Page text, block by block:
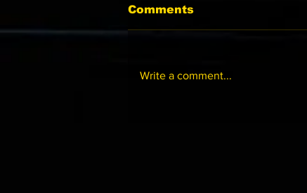
07-15 跑馬地夜賽
Comments
Write a comment...